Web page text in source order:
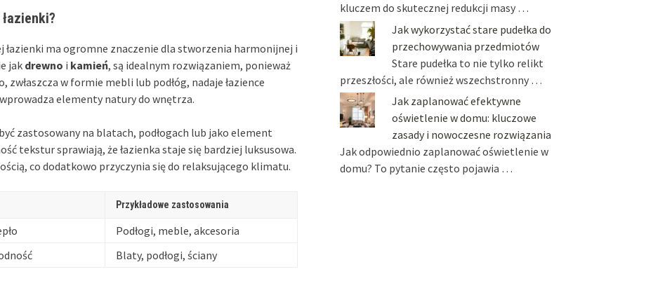
łazienki ma ogromne znaczenie dla stworzenia harmonijnej i
jak drewno i kamień, są idealnym rozwiązaniem, ponieważ
w formie mebli lub podłóg, nadaje łazience
elementy natury do wnętrza.
zastosowany na blatach, podłogach lub jako element
tekstur sprawiają, że łazienka staje się bardziej luksusowa.
co dodatkowo przyczynia się do relaksującego klimatu.
Przykładowe zastosowania
Podłogi, meble, akcesoria
Blaty, podłogi, ściany
kluczem do skutecznej redukcji masy …
Jak wykorzystać stare pudełka do
przechowywania przedmiotów
Stare pudełka to nie tylko relikt
przeszłości, ale również wszechstronny …
Jak zaplanować efektywne
oświetlenie w domu: kluczowe
zasady i nowoczesne rozwiązania
Jak odpowiednio zaplanować oświetlenie w
domu? To pytanie często pojawia …